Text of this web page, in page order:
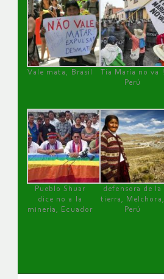
Vale mata, Brasil
Tía María no va !
Perú
Pueblo Shuar
dice no a la
minería, Ecuador
defensora de la
tierra, Melchora,
Perú